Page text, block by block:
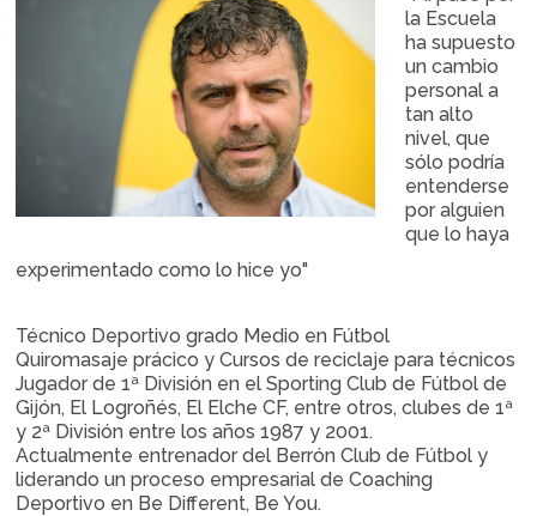
la Escuela
ha supuesto
un cambio
personal a
tan alto
nivel, que
sólo podría
entenderse
por alguien
que lo haya
experimentado como lo hice yo"
Técnico Deportivo grado Medio en Fútbol
Quiromasaje prácico y Cursos de reciclaje para técnicos
Jugador de 1ª División en el Sporting Club de Fútbol de
Gijón, El Logroñés, El Elche CF, entre otros, clubes de 1ª
y 2ª División entre los años 1987 y 2001.
Actualmente entrenador del Berrón Club de Fútbol y
liderando un proceso empresarial de Coaching
Deportivo en Be Different, Be You.